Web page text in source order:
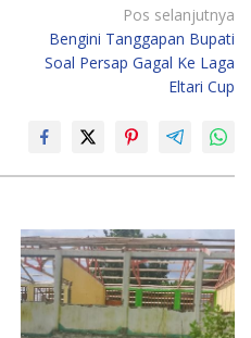
Pos selanjutnya
Bengini Tanggapan Bupati
Soal Persap Gagal Ke Laga
Eltari Cup